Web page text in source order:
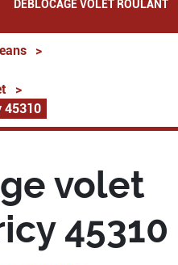
DEBLOCAGE VOLET ROULANT
>
>
45310
volet
45310